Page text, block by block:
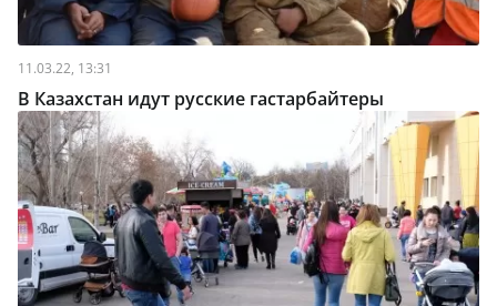
11.03.22, 13:31
В Казахстан идут русские гастарбайтеры